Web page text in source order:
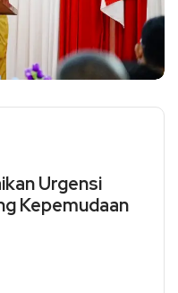
Urgensi
Kepemudaan